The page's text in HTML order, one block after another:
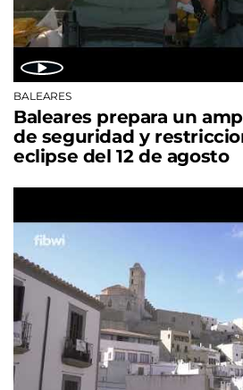
BALEARES
Baleares prepara un
de seguridad y
eclipse del 12 de agosto